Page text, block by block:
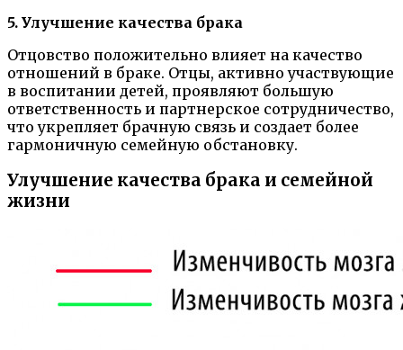
5. Улучшение качества брака
Отцовство положительно влияет на качество
отношений в браке. Отцы, активно участвующие
в воспитании детей, проявляют большую
ответственность и партнерское сотрудничество,
что укрепляет брачную связь и создает более
гармоничную семейную обстановку.
Улучшение качества брака и семейной
жизни